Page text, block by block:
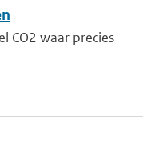
CO2 waar precies